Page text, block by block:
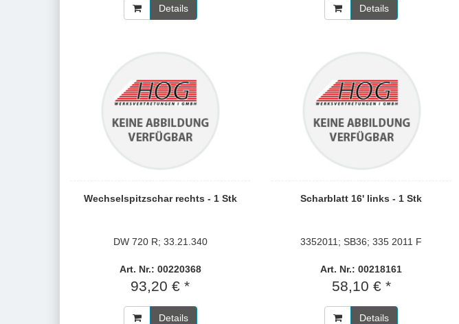
Details Details
Wechselspitzschar rechts - 1 Stk
DW 720 R; 33.21.340
Art. Nr.: 00220368
93,20 € *
Details
Scharblatt 16' links - 1 Stk
3352011; SB36; 335 2011 F
Art. Nr.: 00218161
58,10 € *
Details